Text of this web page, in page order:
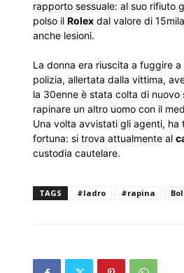
rapporto sessuale: al suo rifiuto
polso il Rolex dal valore di
anche lesioni.
La donna era riuscita a fuggire
polizia, allertata dalla vittima,
la 30enne è stata colta di
rapinare un altro uomo con il
Una volta avvistati gli agenti, ha
fortuna: si trova attualmente al
custodia cautelare.
TAGS #ladro #rapina